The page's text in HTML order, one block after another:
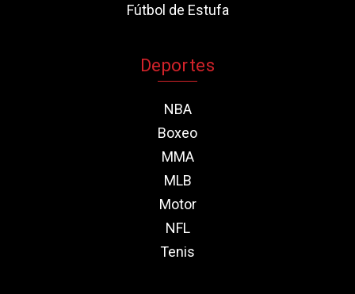
Fútbol de Estufa
Deportes
NBA
Boxeo
MMA
MLB
Motor
NFL
Tenis